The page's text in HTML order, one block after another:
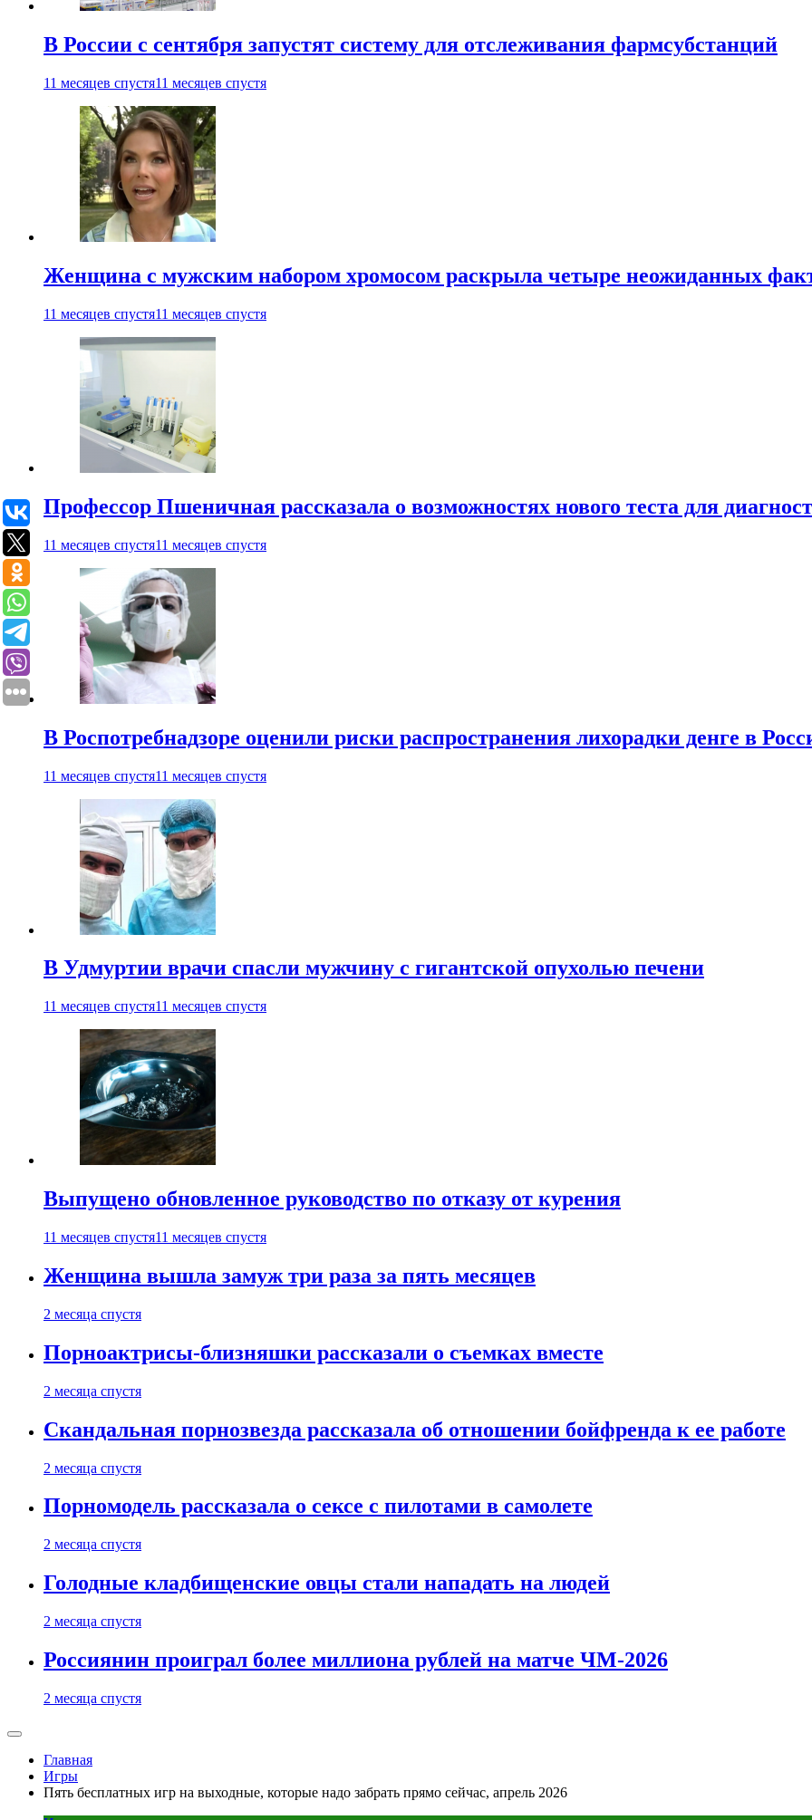
В России с сентября запустят систему для отслеживания фармсубстанций
11 месяцев спустя11 месяцев спустя
Женщина с мужским набором хромосом раскрыла четыре неожиданных
11 месяцев спустя11 месяцев спустя
Профессор Пшеничная рассказала о возможностях нового теста для
11 месяцев спустя11 месяцев спустя
В Роспотребнадзоре оценили риски распространения лихорадки денге в
11 месяцев спустя11 месяцев спустя
В Удмуртии врачи спасли мужчину с гигантской опухолью печени
11 месяцев спустя11 месяцев спустя
Выпущено обновленное руководство по отказу от курения
11 месяцев спустя11 месяцев спустя
Женщина вышла замуж три раза за пять месяцев
2 месяца спустя
Порноактрисы-близняшки рассказали о съемках вместе
2 месяца спустя
Скандальная порнозвезда рассказала об отношении бойфренда к ее работе
2 месяца спустя
Порномодель рассказала о сексе с пилотами в самолете
2 месяца спустя
Голодные кладбищенские овцы стали нападать на людей
2 месяца спустя
Россиянин проиграл более миллиона рублей на матче ЧМ-2026
2 месяца спустя
Главная
Игры
Пять бесплатных игр на выходные, которые надо забрать прямо сейчас, апрель 2026